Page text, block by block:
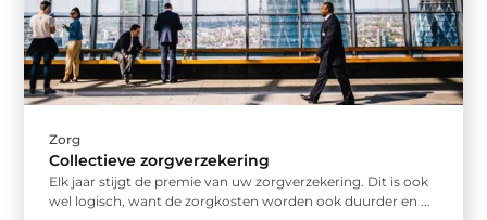
Zorg
Collectieve zorgverzekering
Elk jaar stijgt de premie van uw zorgverzekering. Dit is ook
wel logisch, want de zorgkosten worden ook duurder en ...